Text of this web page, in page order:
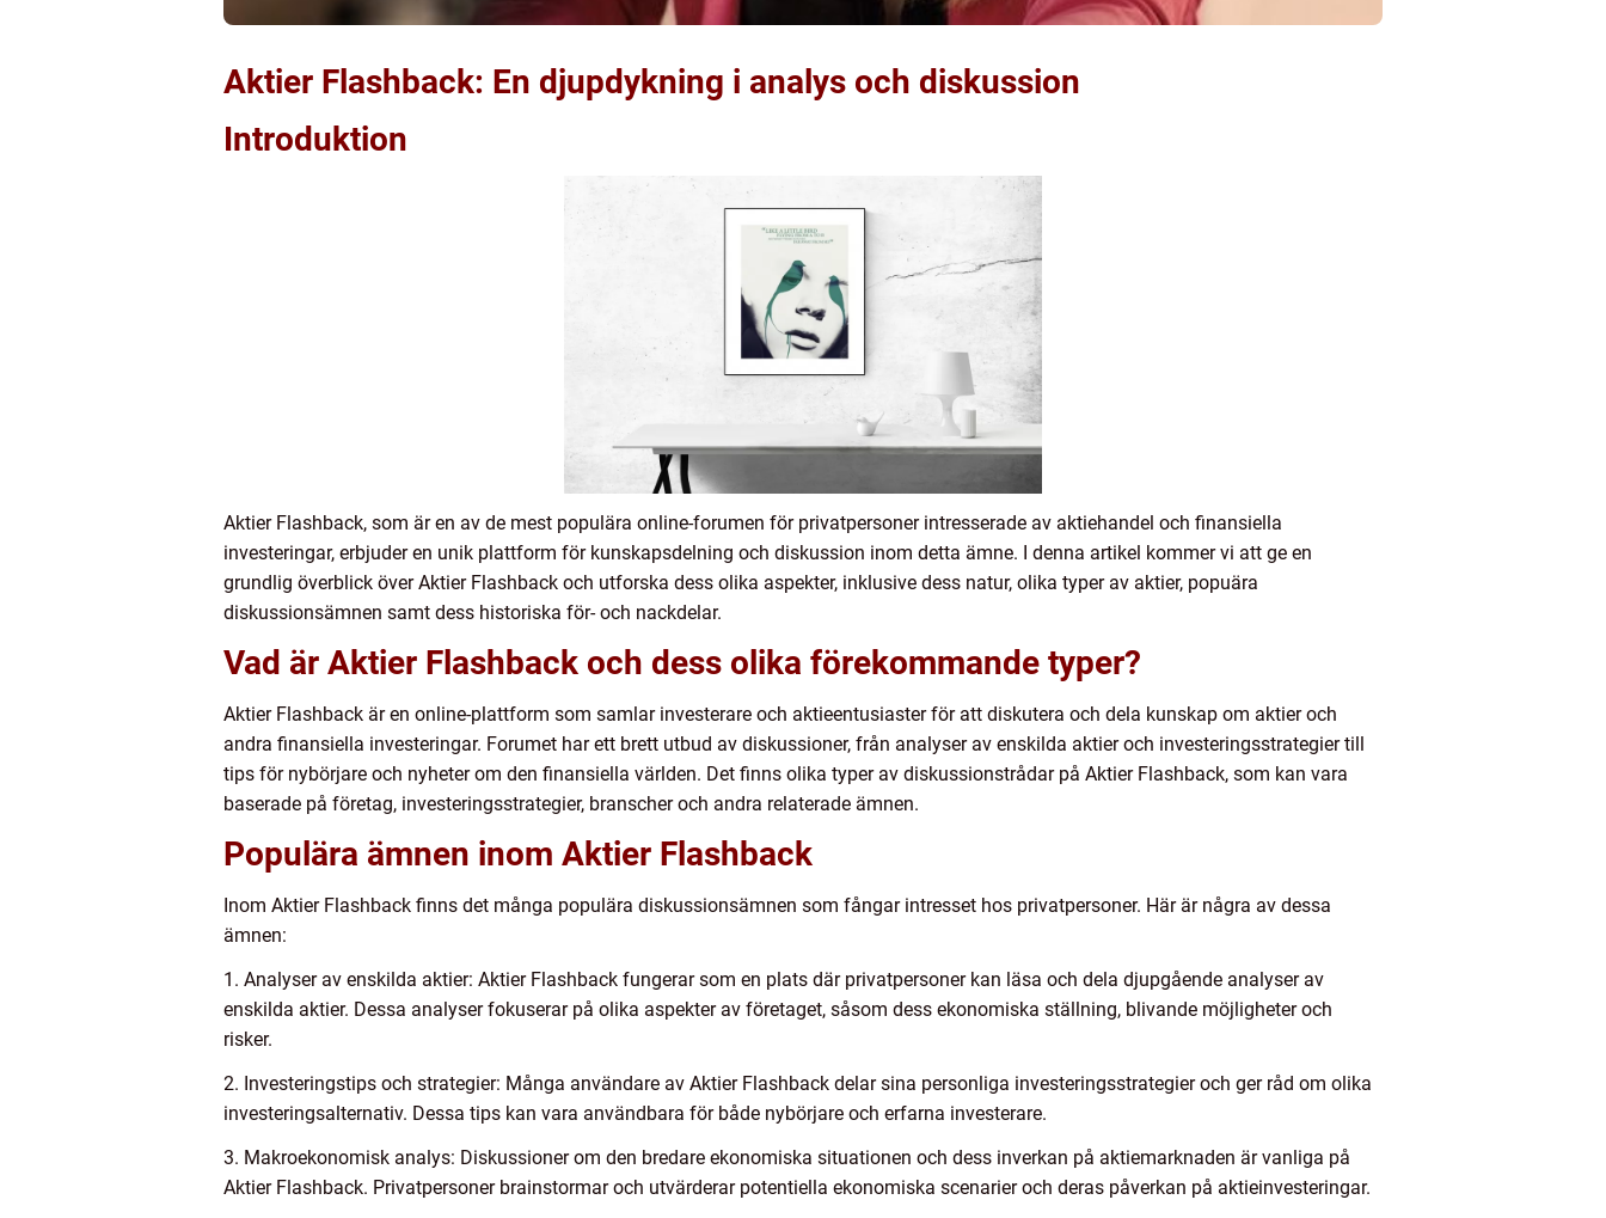
Aktier Flashback: En djupdykning i analys och diskussion
Introduktion
Aktier Flashback, som är en av de mest populära online-forumen för privatpersoner intresserade av aktiehandel och finansiella
investeringar, erbjuder en unik plattform för kunskapsdelning och diskussion inom detta ämne. I denna artikel kommer vi att ge en
grundlig överblick över Aktier Flashback och utforska dess olika aspekter, inklusive dess natur, olika typer av aktier, popuära
diskussionsämnen samt dess historiska för- och nackdelar.
Vad är Aktier Flashback och dess olika förekommande typer?
Aktier Flashback är en online-plattform som samlar investerare och aktieentusiaster för att diskutera och dela kunskap om aktier och
andra finansiella investeringar. Forumet har ett brett utbud av diskussioner, från analyser av enskilda aktier och investeringsstrategier till
tips för nybörjare och nyheter om den finansiella världen. Det finns olika typer av diskussionstrådar på Aktier Flashback, som kan vara
baserade på företag, investeringsstrategier, branscher och andra relaterade ämnen.
Populära ämnen inom Aktier Flashback
Inom Aktier Flashback finns det många populära diskussionsämnen som fångar intresset hos privatpersoner. Här är några av dessa
ämnen:
1. Analyser av enskilda aktier: Aktier Flashback fungerar som en plats där privatpersoner kan läsa och dela djupgående analyser av
enskilda aktier. Dessa analyser fokuserar på olika aspekter av företaget, såsom dess ekonomiska ställning, blivande möjligheter och
risker.
2. Investeringstips och strategier: Många användare av Aktier Flashback delar sina personliga investeringsstrategier och ger råd om olika
investeringsalternativ. Dessa tips kan vara användbara för både nybörjare och erfarna investerare.
3. Makroekonomisk analys: Diskussioner om den bredare ekonomiska situationen och dess inverkan på aktiemarknaden är vanliga på
Aktier Flashback. Privatpersoner brainstormar och utvärderar potentiella ekonomiska scenarier och deras påverkan på aktieinvesteringar.